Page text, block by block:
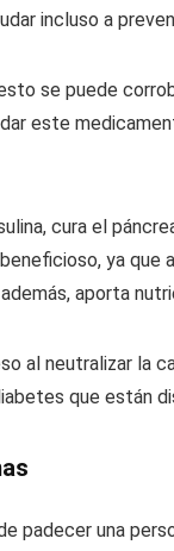
incluso a
se puede
este
cura el
ya que
aporta
al neutralizar la
que están
padecer una